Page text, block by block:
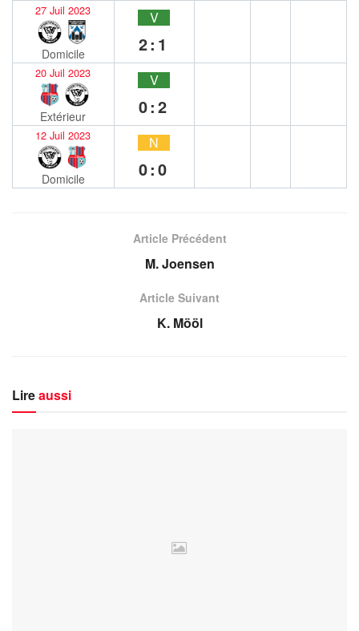
27 Juil 2023
Domicile
V
2:1
20 Juil 2023
Extérieur
V
0:2
12 Juil 2023
Domicile
N
0:0
Article Précédent
M. Joensen
Article Suivant
K. Mööl
Lireaussi